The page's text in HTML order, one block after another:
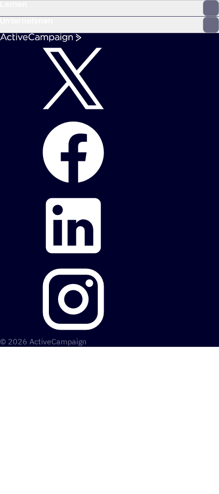
© 2026 ActiveCampaign